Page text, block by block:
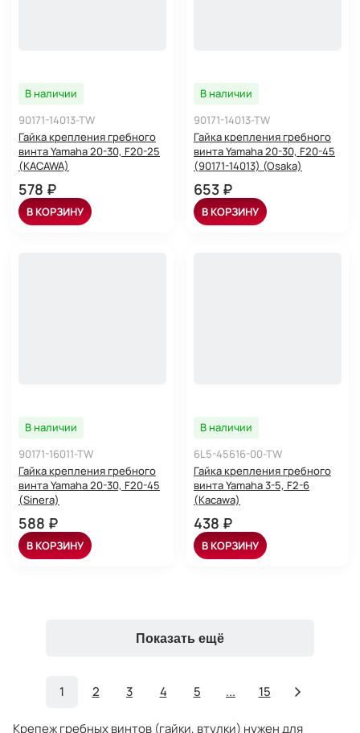
В наличии
90171-14013-TW
Гайка крепления гребного
винта Yamaha 20-30, F20-25
(KACAWA)
578 ₽
В КОРЗИНУ
В наличии
90171-14013-TW
Гайка крепления гребного
винта Yamaha 20-30, F20-45
(90171-14013) (Osaka)
653 ₽
В КОРЗИНУ
В наличии
90171-16011-TW
Гайка крепления гребного
винта Yamaha 20-30, F20-45
(Sinera)
588 ₽
В КОРЗИНУ
В наличии
6L5-45616-00-TW
Гайка крепления гребного
винта Yamaha 3-5, F2-6
(Kacawa)
438 ₽
В КОРЗИНУ
Показать ещё
1 2 3 4 5 ... 15
Крепеж гребных винтов (гайки, втулки) нужен для